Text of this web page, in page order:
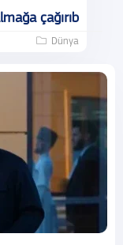
çağırıb
Dünya